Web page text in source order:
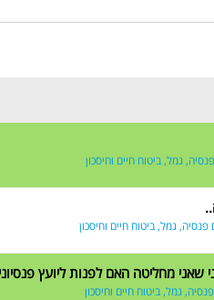
גמל, ביטוח חיים וחיסכון
פנסיה, גמל, ביטוח חיים וחיסכון
מחליטה האם לפנות ליועץ
גמל, ביטוח חיים וחיסכון